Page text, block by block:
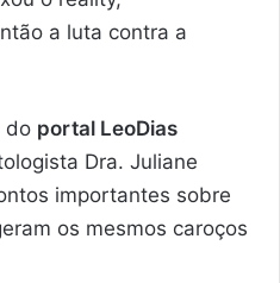
a luta contra a
do portal LeoDias
Dra. Juliane
importantes sobre
os mesmos caroços